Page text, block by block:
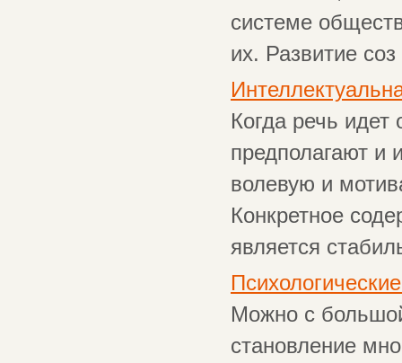
системе
их. Развитие
Когда речь идет
предполагают и
волевую и
Конкретное
является
Можно с
становление